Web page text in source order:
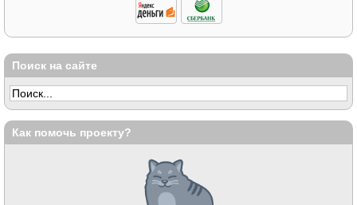
Поиск на сайте
Как помочь проекту?